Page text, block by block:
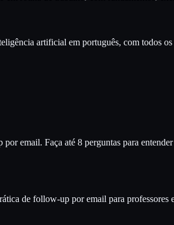
artificial em português, com todos
email. Faça até 8 perguntas para
de follow-up por email para professores